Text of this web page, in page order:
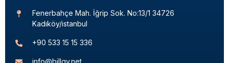
Fenerbahçe Mah. İğrip Sok. No:13/1 34726
Kadıköy/istanbul
+90 533 15 15 336
info@billgy.net